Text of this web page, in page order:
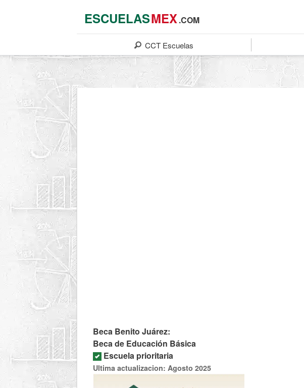
ESCUELASMEX.COM
CCT Escuelas
Beca Benito Juárez:
Beca de Educación Básica
Escuela prioritaria
Ultima actualizacion: Agosto 2025